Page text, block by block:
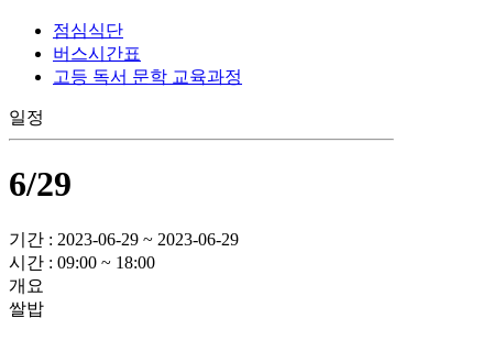
점심식단
버스시간표
고등 독서 문학 교육과정
일정
6/29
기간 : 2023-06-29 ~ 2023-06-29
시간 : 09:00 ~ 18:00
개요
쌀밥